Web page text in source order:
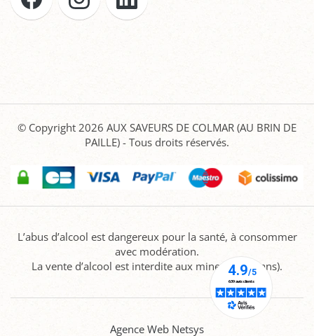
© Copyright 2026 AUX SAVEURS DE COLMAR (AU BRIN DE
PAILLE) - Tous droits réservés.
L’abus d’alcool est dangereux pour la santé, à consommer
avec modération.
La vente d’alcool est interdite aux mineurs (-18 ans).
Agence Web Netsys